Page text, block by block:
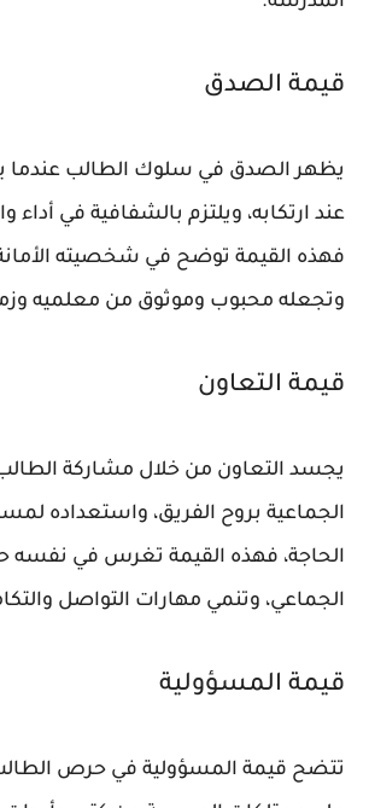
قيمة الصدق
يظهر الصدق في سلوك الطالب عندما
عند ارتكابه، ويلتزم بالشفافية في أداء
فهذه القيمة توضح في شخصيته
وتجعله محبوب وموثوق من معلميه
قيمة التعاون
يجسد التعاون من خلال مشاركة
الجماعية بروح الفريق، واستعداده
الحاجة، فهذه القيمة تغرس في نفسه
الجماعي، وتنمي مهارات التواصل
قيمة المسؤولية
تتضح قيمة المسؤولية في حرص